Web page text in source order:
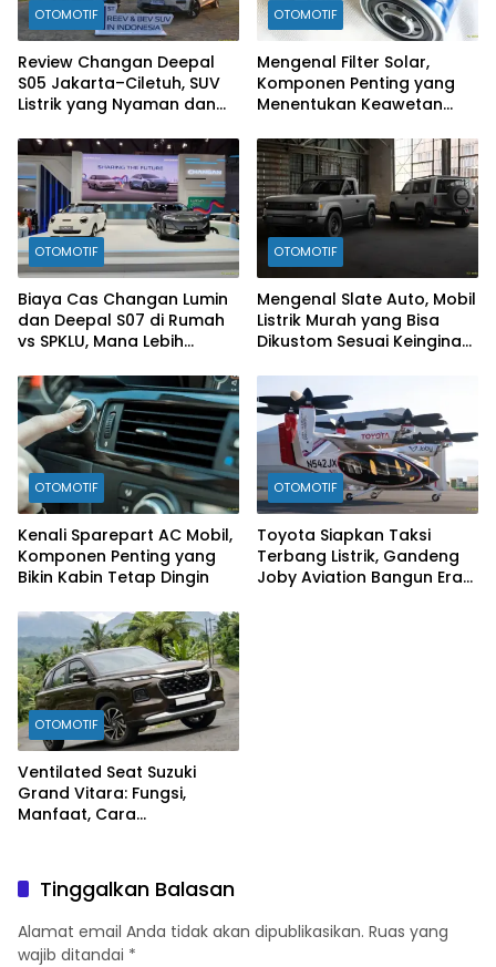
OTOMOTIF
Review Changan Deepal
S05 Jakarta–Ciletuh, SUV
Listrik yang Nyaman dan
OTOMOTIF
Mengenal Filter Solar,
Komponen Penting yang
Menentukan Keawetan
OTOMOTIF
Biaya Cas Changan Lumin
dan Deepal S07 di Rumah
vs SPKLU, Mana Lebih
OTOMOTIF
Mengenal Slate Auto, Mobil
Listrik Murah yang Bisa
Dikustom Sesuai Keinginan
OTOMOTIF
Kenali Sparepart AC Mobil,
Komponen Penting yang
Bikin Kabin Tetap Dingin
OTOMOTIF
Toyota Siapkan Taksi
Terbang Listrik, Gandeng
Joby Aviation Bangun Era
OTOMOTIF
Ventilated Seat Suzuki
Grand Vitara: Fungsi,
Manfaat, Cara
Tinggalkan Balasan
Alamat email Anda tidak akan dipublikasikan. Ruas yang
wajib ditandai *